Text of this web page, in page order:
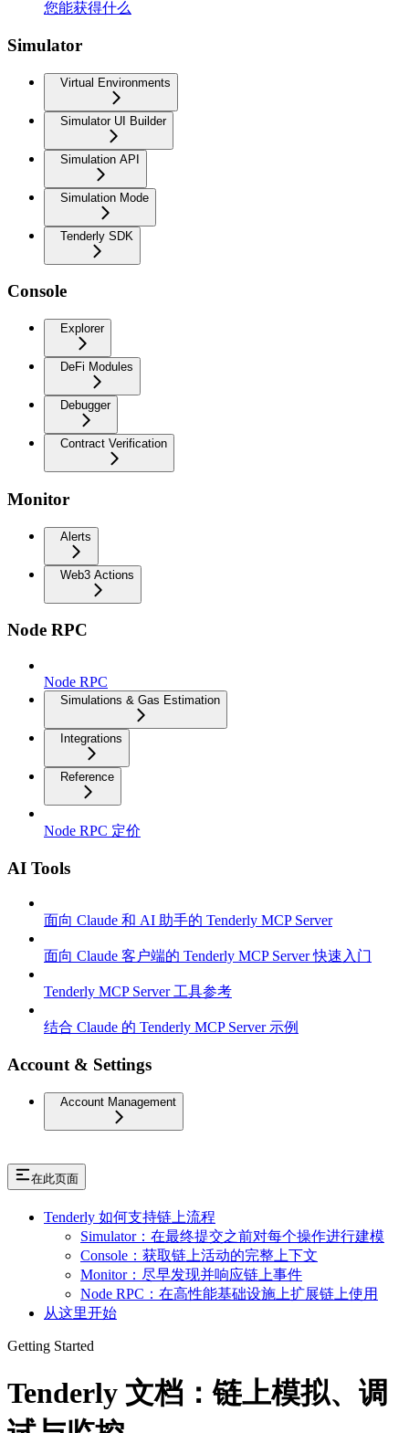
您能获得什么
Simulator
Virtual Environments
Simulator UI Builder
Simulation API
Simulation Mode
Tenderly SDK
Console
Explorer
DeFi Modules
Debugger
Contract Verification
Monitor
Alerts
Web3 Actions
Node RPC
Node RPC
Simulations & Gas Estimation
Integrations
Reference
Node RPC 定价
AI Tools
面向 Claude 和 AI 助手的 Tenderly MCP Server
面向 Claude 客户端的 Tenderly MCP Server 快速入门
Tenderly MCP Server 工具参考
结合 Claude 的 Tenderly MCP Server 示例
Account & Settings
Account Management
在此页面
Tenderly 如何支持链上流程
Simulator：在最终提交之前对每个操作进行建模
Console：获取链上活动的完整上下文
Monitor：尽早发现并响应链上事件
Node RPC：在高性能基础设施上扩展链上使用
从这里开始
Getting Started
Tenderly 文档：链上模拟、调